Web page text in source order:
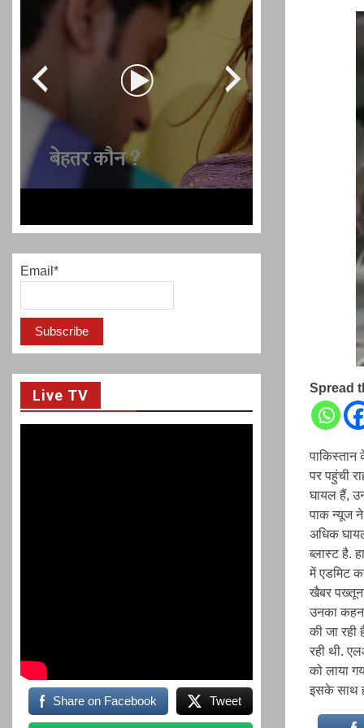
प्रशांत किशोर को नहीं
रहेगा जेल में भी, नहीं भरेंगे बेल
Spread
पर पहुंची
घायल हैं,
पाक न्यूज
अधिक
ब्लास्ट है.
में एडमिट
खैबर
उनका
की जा
रही थी.
को लाया
इसके साथ
Email*
Live TV
Share on Facebook Tweet